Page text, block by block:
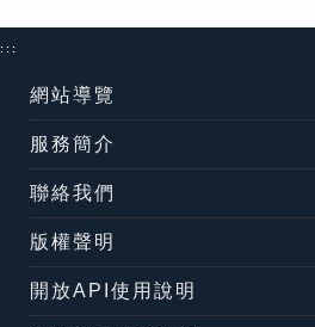
:::
網站導覽
服務簡介
聯絡我們
版權聲明
開放API使用說明